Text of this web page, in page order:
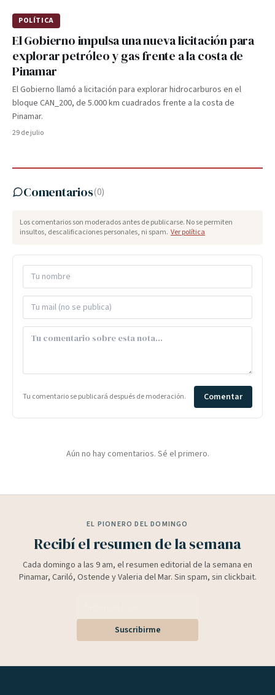
POLÍTICA
El Gobierno impulsa una nueva licitación para
explorar petróleo y gas frente a la costa de
Pinamar
El Gobierno llamó a licitación para explorar hidrocarburos en el
bloque CAN_200, de 5.000 km cuadrados frente a la costa de
Pinamar.
29 de julio
Comentarios(0)
Los comentarios son moderados antes de publicarse. No se permiten
insultos, descalificaciones personales, ni spam. Ver política
Tu comentario se publicará después de moderación. Comentar
Aún no hay comentarios. Sé el primero.
EL PIONERO DEL DOMINGO
Recibí el resumen de la semana
Cada domingo a las 9 am, el resumen editorial de la semana en
Pinamar, Cariló, Ostende y Valeria del Mar. Sin spam, sin clickbait.
Suscribirme